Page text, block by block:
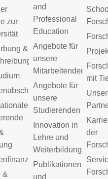
zur
&
&
and
Professional
Education
Angebote für
unsere
Mitarbeitenden
Angebote für
unsere
Studierenden
Innovation in
Lehre und
Weiterbildung
Publikationen
und
mit
der